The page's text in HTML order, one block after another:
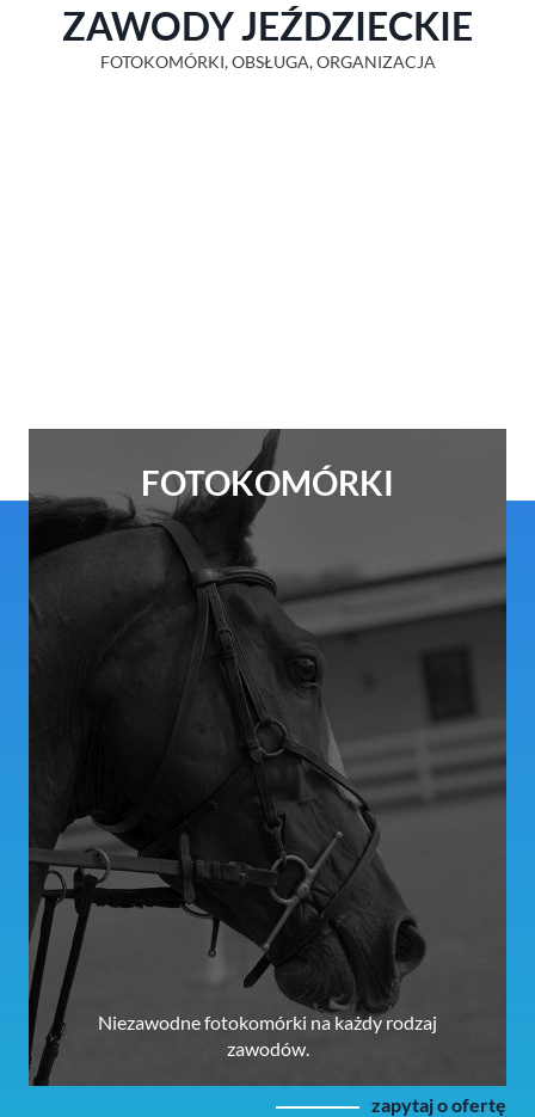
ZAWODY JEŹDZIECKIE
FOTOKOMÓRKI, OBSŁUGA, ORGANIZACJA
FOTOKOMÓRKI
Niezawodne fotokomórki na każdy rodzaj
zawodów.
zapytaj o ofertę